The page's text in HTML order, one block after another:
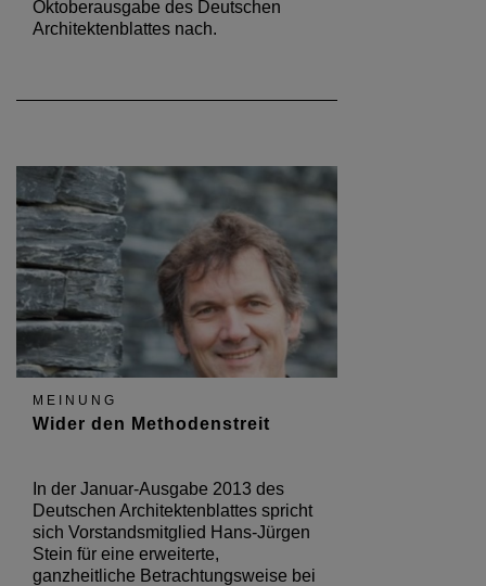
Oktoberausgabe des Deutschen
Architektenblattes nach.
MEINUNG
Wider den Methodenstreit
In der Januar-Ausgabe 2013 des
Deutschen Architektenblattes spricht
sich Vorstandsmitglied Hans-Jürgen
Stein für eine erweiterte,
ganzheitliche Betrachtungsweise bei